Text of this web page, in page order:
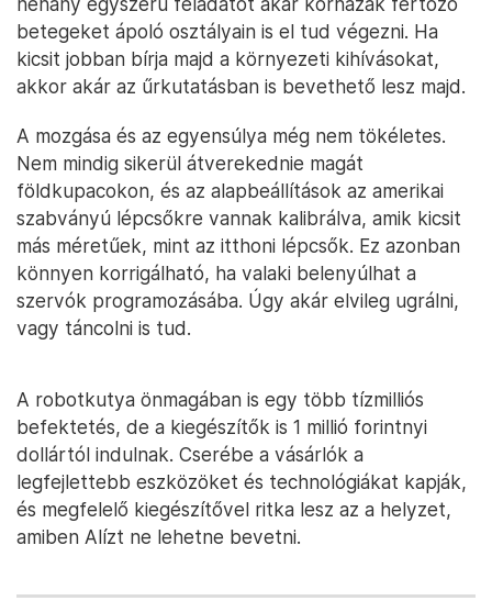
betegeket ápoló osztályain is el tud végezni. Ha
kicsit jobban bírja majd a környezeti kihívásokat,
akkor akár az űrkutatásban is bevethető lesz majd.
A mozgása és az egyensúlya még nem tökéletes.
Nem mindig sikerül átverekednie magát
földkupacokon, és az alapbeállítások az amerikai
szabványú lépcsőkre vannak kalibrálva, amik kicsit
más méretűek, mint az itthoni lépcsők. Ez azonban
könnyen korrigálható, ha valaki belenyúlhat a
szervók programozásába. Úgy akár elvileg ugrálni,
vagy táncolni is tud.
A robotkutya önmagában is egy több tízmilliós
befektetés, de a kiegészítők is 1 millió forintnyi
dollártól indulnak. Cserébe a vásárlók a
legfejlettebb eszközöket és technológiákat kapják,
és megfelelő kiegészítővel ritka lesz az a helyzet,
amiben Alízt ne lehetne bevetni.